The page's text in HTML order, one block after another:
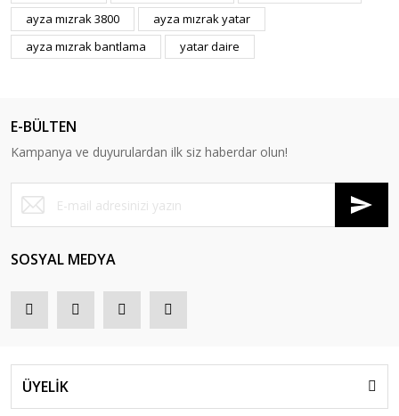
ayza mızrak 3800
ayza mızrak yatar
ayza mızrak bantlama
yatar daire
E-BÜLTEN
Kampanya ve duyurulardan ilk siz haberdar olun!
SOSYAL MEDYA
ÜYELİK